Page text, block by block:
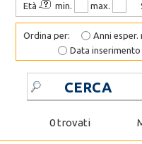
Età min. max.
Ordina per: Anni esper.
Data inserimento
CERCA
0 trovati